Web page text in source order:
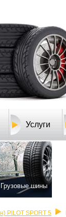
Услуги
Грузовые шины
PILOT SPORT 5